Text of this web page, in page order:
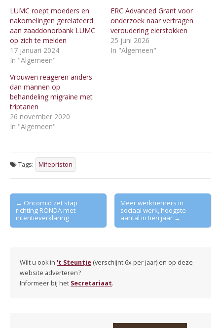
LUMC roept moeders en
nakomelingen gerelateerd
aan zaaddonorbank LUMC
op zich te melden
17 januari 2024
In "Algemeen"
ERC Advanced Grant voor
onderzoek naar vertragen
veroudering eierstokken
25 juni 2026
In "Algemeen"
Vrouwen reageren anders
dan mannen op
behandeling migraine met
triptanen
26 november 2020
In "Algemeen"
Tags: Mifepriston
Post
navigation
← Oncomid zet stap
richting RONDA met
intentieverklaring
Meer werknemers in
sociaal werk, hoogste
aantal in tien jaar →
Wilt u ook in 't Steuntje (verschijnt 6x per jaar) en op deze
website adverteren?
Informeer bij het Secretariaat.